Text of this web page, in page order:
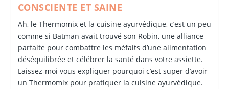
CONSCIENTE ET SAINE
Ah, le Thermomix et la cuisine ayurvédique, c’est un peu
comme si Batman avait trouvé son Robin, une alliance
parfaite pour combattre les méfaits d’une alimentation
déséquilibrée et célébrer la santé dans votre assiette.
Laissez-moi vous expliquer pourquoi c’est super d’avoir
un Thermomix pour pratiquer la cuisine ayurvédique.